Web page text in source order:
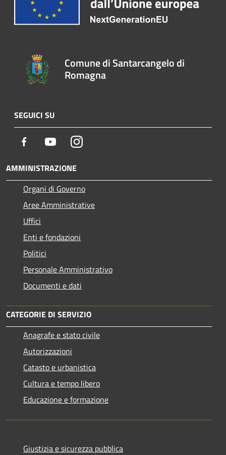
Comune di Santarcangelo di
Romagna
SEGUICI SU
Facebook YoutubeInstagram
AMMINISTRAZIONE
Organi di Governo
Aree Amministrative
Uffici
Enti e fondazioni
Politici
Personale Amministrativo
Documenti e dati
CATEGORIE DI SERVIZIO
Anagrafe e stato civile
Autorizzazioni
Catasto e urbanistica
Cultura e tempo libero
Educazione e formazione
Giustizia e sicurezza pubblica